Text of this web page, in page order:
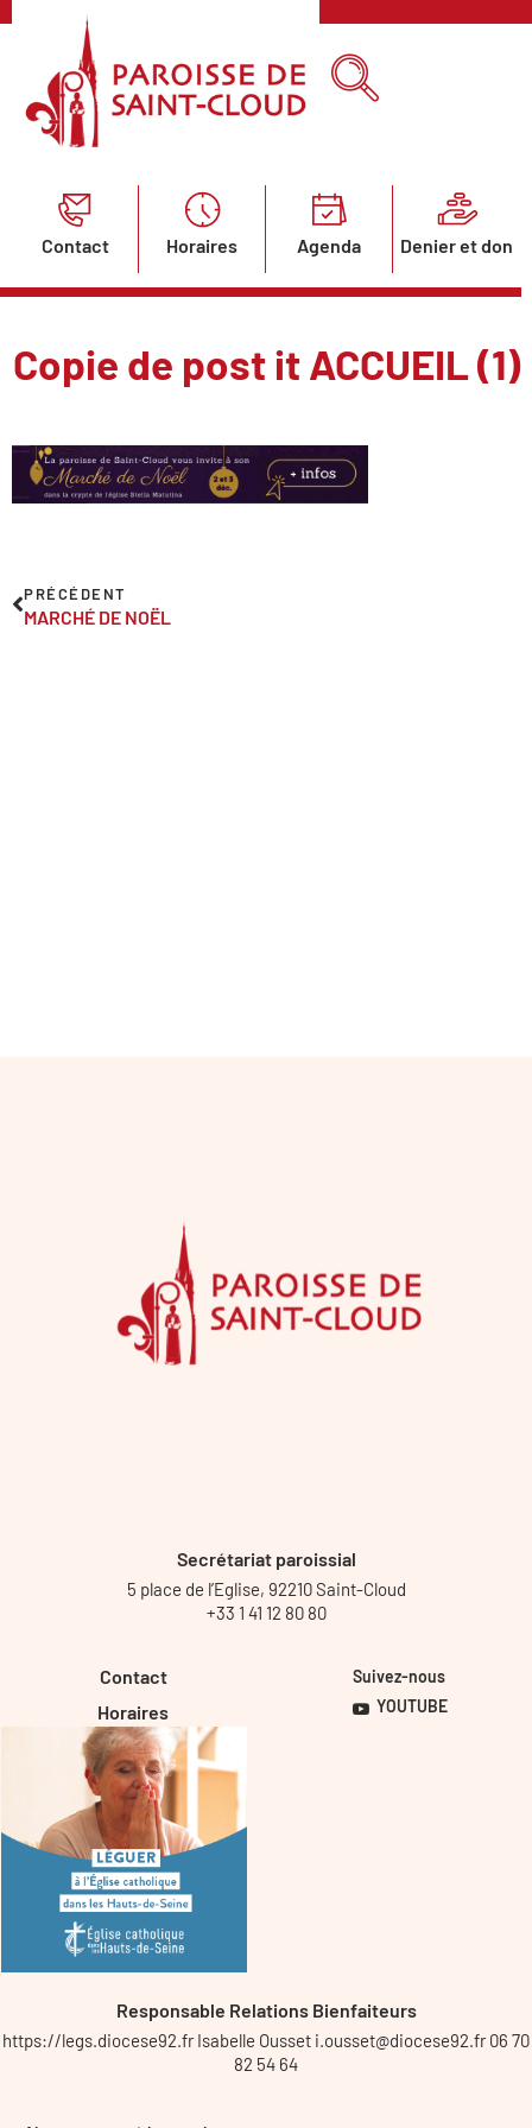
Contact Horaires Agenda Denier et don
Copie de post it ACCUEIL (1)
PRÉCÉDENT
MARCHÉ DE NOËL
Secrétariat paroissial
5 place de l’Eglise, 92210 Saint-Cloud
+33 1 41 12 80 80
Contact
Horaires
Suivez-nous
YOUTUBE
Responsable Relations Bienfaiteurs
https://legs.diocese92.fr Isabelle Ousset i.ousset@diocese92.fr 06 70
82 54 64